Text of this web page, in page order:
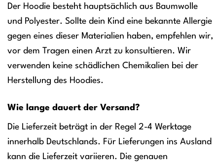
Der Hoodie besteht hauptsächlich aus Baumwolle
und Polyester. Sollte dein Kind eine bekannte Allergie
gegen eines dieser Materialien haben, empfehlen wir,
vor dem Tragen einen Arzt zu konsultieren. Wir
verwenden keine schädlichen Chemikalien bei der
Herstellung des Hoodies.
Wie lange dauert der Versand?
Die Lieferzeit beträgt in der Regel 2-4 Werktage
innerhalb Deutschlands. Für Lieferungen ins Ausland
kann die Lieferzeit variieren. Die genauen